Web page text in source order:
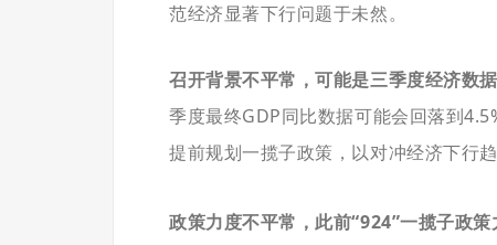
范经济显著下行问题于未然。
召开背景不平常，可能是三季度经济数据
季度最终GDP同比数据可能会回落到
提前规划一揽子政策 ，以对冲经济下行
政策力度不平常，此前“924”一揽子政策